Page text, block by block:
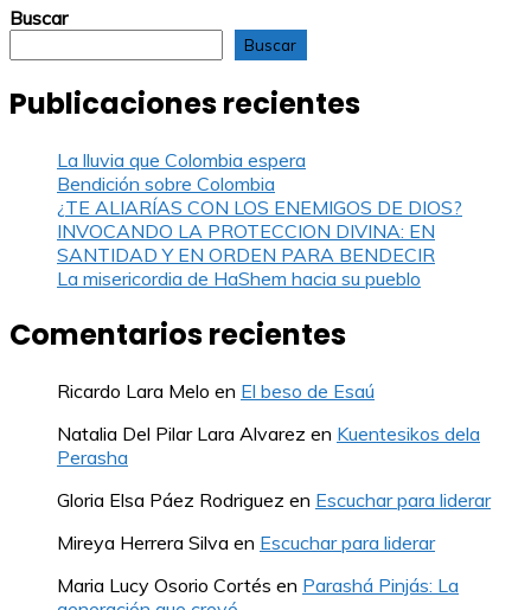
Buscar
Buscar
Publicaciones recientes
La lluvia que Colombia espera
Bendición sobre Colombia
¿TE ALIARÍAS CON LOS ENEMIGOS DE DIOS?
INVOCANDO LA PROTECCION DIVINA: EN
SANTIDAD Y EN ORDEN PARA BENDECIR
La misericordia de HaShem hacia su pueblo
Comentarios recientes
Ricardo Lara Melo en El beso de Esaú
Natalia Del Pilar Lara Alvarez en Kuentesikos dela
Perasha
Gloria Elsa Páez Rodriguez en Escuchar para liderar
Mireya Herrera Silva en Escuchar para liderar
Maria Lucy Osorio Cortés en Parashá Pinjás: La